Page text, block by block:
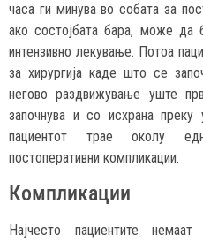
часа ги минува во собата за
ако состојбата бара, може да
интензивно лекување. Потоа
за хирургија каде што се
негово раздвижување уште
започнува и со исхрана
пациентот трае околу
постоперативни компликации.
Компликации
Најчесто пациентите немаат